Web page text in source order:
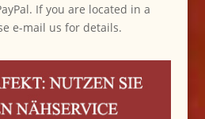
If you are located in a
e-mail us for details.